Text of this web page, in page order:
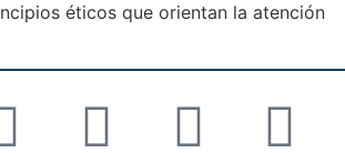
éticos que orientan la atención